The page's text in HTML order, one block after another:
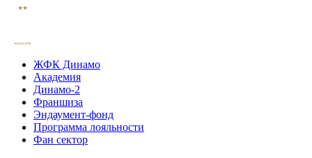
ЖФК Динамо
Академия
Динамо-2
Франшиза
Эндаумент-фонд
Программа лояльности
Фан сектор